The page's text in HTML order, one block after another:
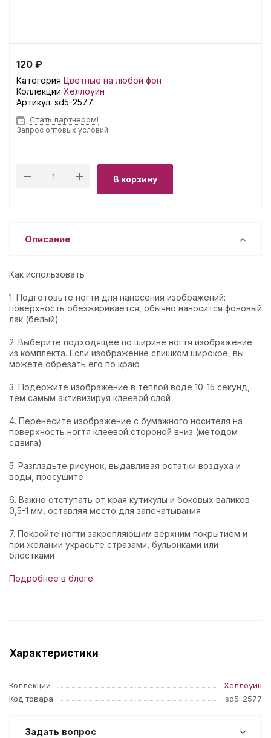
120 ₽
Категория Цветные на любой фон
Коллекции Хеллоуин
Артикул: sd5-2577
Стать партнером!
Запрос оптовых условий
В корзину
Описание
Как использовать
1. Подготовьте ногти для нанесения изображений:
поверхность обезжиривается, обычно наносится фоновый
лак (белый)
2. Выберите подходящее по ширине ногтя изображение
из комплекта. Если изображение слишком широкое, вы
можете обрезать его по краю
3. Подержите изображение в теплой воде 10-15 секунд,
тем самым активизируя клеевой слой
4. Перенесите изображение с бумажного носителя на
поверхность ногтя клеевой стороной вниз (методом
сдвига)
5. Разгладьте рисунок, выдавливая остатки воздуха и
воды, просушите
6. Важно отступать от края кутикулы и боковых валиков
0,5-1 мм, оставляя место для запечатывания
7. Покройте ногти закрепляющим верхним покрытием и
при желании украсьте стразами, бульонками или
блестками
Подробнее в блоге
Характеристики
Коллекции
Хеллоуин
Код товара
sd5-2577
Задать вопрос